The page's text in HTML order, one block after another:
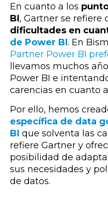
En cuanto a los
BI, Gartner se refiere
dificultades en
de Power BI. En
Partner Power BI
llevamos muchos
Power BI e
carencias en cuanto
Por ello, hemos
específica de data
BI que solventa las
refiere Gartner y
posibilidad de
sus necesidades y
de datos.